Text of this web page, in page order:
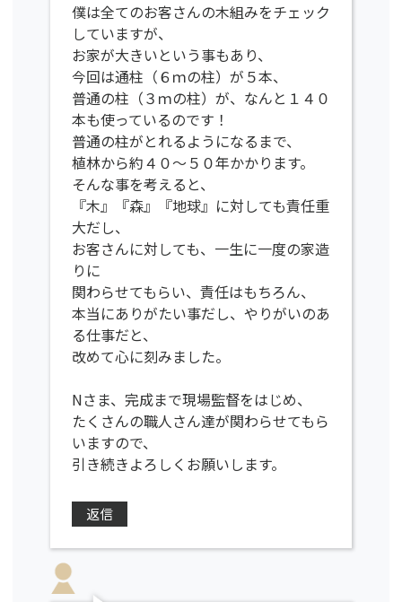
僕は全てのお客さんの木組みをチェック
していますが、
お家が大きいという事もあり、
今回は通柱（６ｍの柱）が５本、
普通の柱（３ｍの柱）が、なんと１４０
本も使っているのです！
普通の柱がとれるようになるまで、
植林から約４０～５０年かかります。
そんな事を考えると、
『木』『森』『地球』に対しても責任重
大だし、
お客さんに対しても、一生に一度の家造
りに
関わらせてもらい、責任はもちろん、
本当にありがたい事だし、やりがいのあ
る仕事だと、
改めて心に刻みました。
Nさま、完成まで現場監督をはじめ、
たくさんの職人さん達が関わらせてもら
いますので、
引き続きよろしくお願いします。
返信